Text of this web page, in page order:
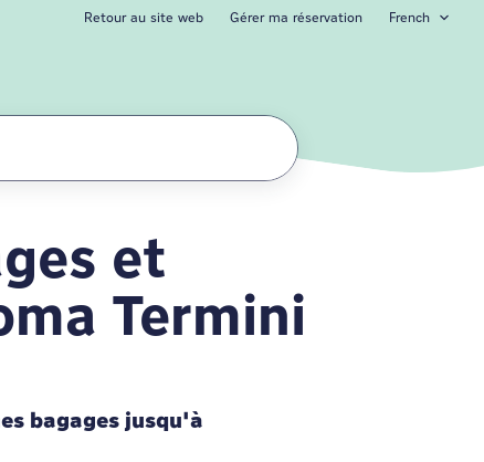
Retour au site web Gérer ma réservation French
Termini
et
Termini
bagages jusqu'à